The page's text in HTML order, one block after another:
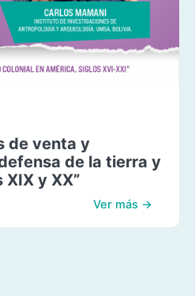
de venta y
de la tierra y
y XX”
Ver más →